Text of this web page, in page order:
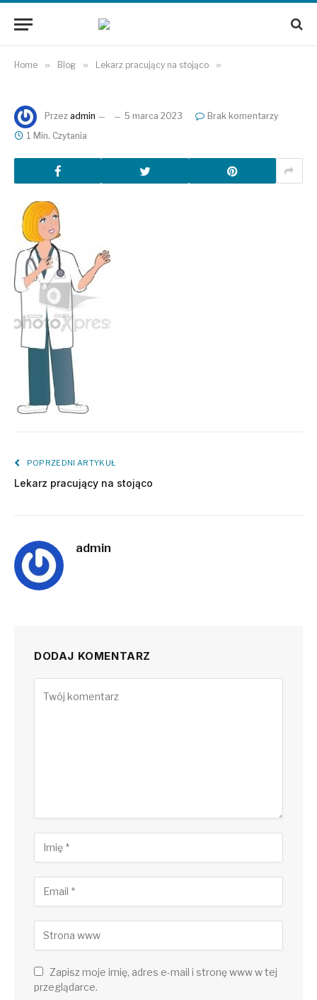
Home » Blog » Lekarz pracujący na stojąco »
Przez admin 5 marca 2023
Brak komentarzy
1 Min. Czytania
POPRZEDNI ARTYKUŁ
Lekarz pracujący na stojąco
admin
DODAJ KOMENTARZ
Zapisz moje imię, adres e-mail i stronę www w tej
przeglądarce.